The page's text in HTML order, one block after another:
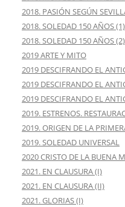
2018. PASIÓN SEGÚN
2018. SOLEDAD 150 AÑOS (1)
2018. SOLEDAD 150 AÑOS (2)
2019 ARTE Y MITO
2019 DESCIFRANDO EL
2019 DESCIFRANDO EL
2019 DESCIFRANDO EL
2019. ESTRENOS.
2019. ORIGEN DE LA
2019. SOLEDAD UNIVERSAL
2020 CRISTO DE LA BUENA
2021. EN CLAUSURA (I)
2021. EN CLAUSURA (II)
2021. GLORIAS (I)